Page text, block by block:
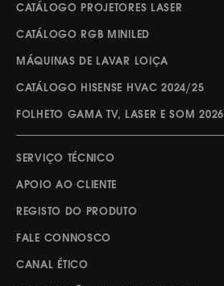
CATÁLOGO PROJETORES LASER
CATÁLOGO RGB MINILED
MÁQUINAS DE LAVAR LOIÇA
CATÁLOGO HISENSE HVAC 2024/25
FOLHETO GAMA TV, LASER E SOM 2026
SERVIÇO TÉCNICO
APOIO AO CLIENTE
REGISTO DO PRODUTO
FALE CONNOSCO
CANAL ÉTICO